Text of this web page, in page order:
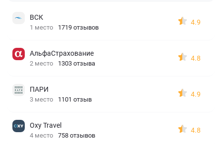
ВСК
1 место 1719 отзывов
4.9
АльфаСтрахование
2 место 1303 отзыва
4.8
ПАРИ
3 место 1101 отзыв
4.9
Oxy Travel
4 место 758 отзывов
4.8